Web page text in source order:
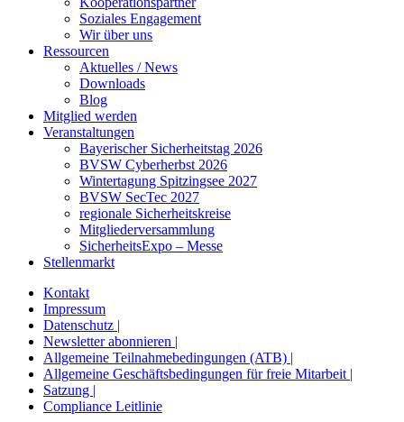
Soziales Engagement
Wir über uns
Ressourcen
Aktuelles / News
Downloads
Blog
Mitglied werden
Veranstaltungen
Bayerischer Sicherheitstag 2026
BVSW Cyberherbst 2026
Wintertagung Spitzingsee 2027
BVSW SecTec 2027
regionale Sicherheitskreise
Mitgliederversammlung
SicherheitsExpo – Messe
Stellenmarkt
Kontakt
Impressum
Datenschutz |
Newsletter abonnieren |
Allgemeine Teilnahmebedingungen (ATB) |
Allgemeine Geschäftsbedingungen für freie Mitarbeit |
Satzung |
Compliance Leitlinie